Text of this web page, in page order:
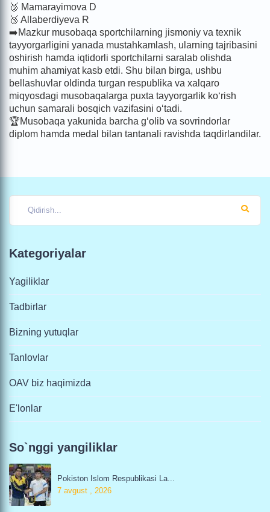
🥉 Mamarayimova D
🥉 Allaberdiyeva R
➡️Mazkur musobaqa sportchilarning jismoniy va texnik
tayyorgarligini yanada mustahkamlash, ularning tajribasini
oshirish hamda iqtidorli sportchilarni saralab olishda
muhim ahamiyat kasb etdi. Shu bilan birga, ushbu
bellashuvlar oldinda turgan respublika va xalqaro
miqyosdagi musobaqalarga puxta tayyorgarlik ko‘rish
uchun samarali bosqich vazifasini o‘tadi.
🏆Musobaqa yakunida barcha g‘olib va sovrindorlar
diplom hamda medal bilan tantanali ravishda taqdirlandilar.
Kategoriyalar
Yagiliklar
Tadbirlar
Bizning yutuqlar
Tanlovlar
OAV biz haqimizda
E'lonlar
So`nggi yangiliklar
Pokiston Islom Respublikasi La...
7 avgust , 2026